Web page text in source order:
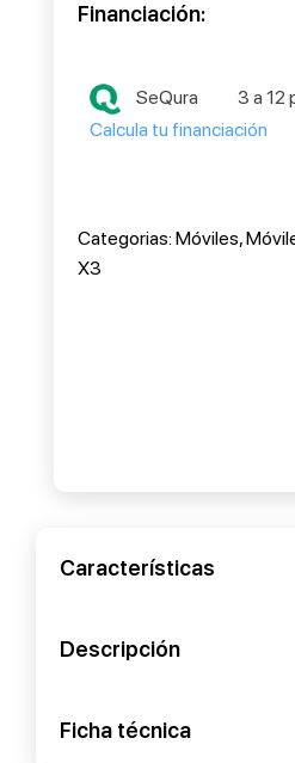
Financiación:
SeQura
3 a 12
Calcula tu financiación
Categorias: Móviles,
X3
Características
Descripción
Ficha técnica